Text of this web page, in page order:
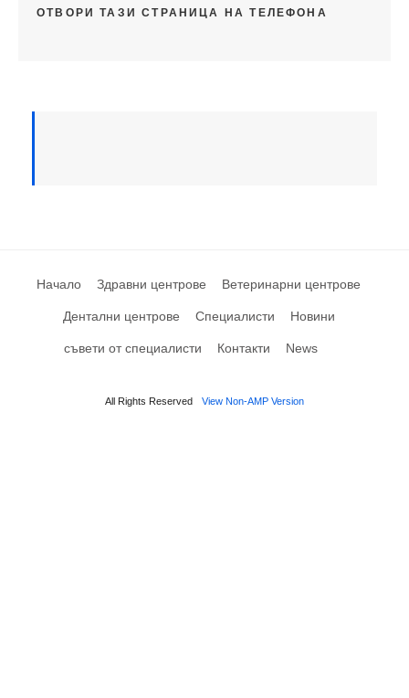
ОТВОРИ ТАЗИ СТРАНИЦА НА ТЕЛЕФОНА
Начало Здравни центрове Ветеринарни центрове
Дентални центрове Специалисти Новини
съвети от специалисти Контакти News
All Rights Reserved View Non-AMP Version